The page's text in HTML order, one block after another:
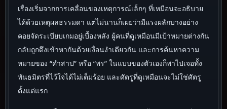
เรื่องเริ่มจากการเคลื่อนของเหตุการณ์เล็กๆ ที่เหมือนจะอธิบาย
ได้ด้วยเหตุผลธรรมดา แต่ไม่นานก็เผยว่ามีแรงผลักบางอย่าง
คอยจัดระเบียบเกมอยู่เบื้องหลัง ผู้คนที่ดูเหมือนมีเป้าหมายต่างกัน
กลับถูกดึงเข้าหากันด้วยเงื่อนงำเดียวกัน และการค้นหาความ
หมายของ “คำสาป” หรือ “พร” ในแบบของตัวเองก็พาไปเจอทั้ง
พันธมิตรที่ไว้ใจได้ไม่เต็มร้อย และศัตรูที่ดูเหมือนจะไม่ใช่ศัตรู
ตั้งแต่แรก